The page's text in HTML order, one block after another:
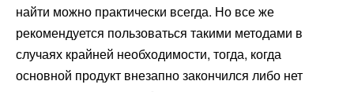
найти можно практически всегда. Но все же
рекомендуется пользоваться такими методами в
случаях крайней необходимости, тогда, когда
основной продукт внезапно закончился либо нет